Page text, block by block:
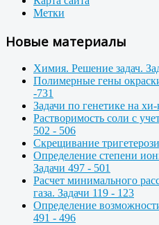
Метки
Новые материалы
Химия. Решение задач.
Полимерные гены
-731
Задачи по генетике на
Растворимость соли с
502 - 506
Скрещивание
Определение степени
Задачи 497 - 501
Расчет минимального
газа. Задачи 119 - 123
Определение
491 - 496